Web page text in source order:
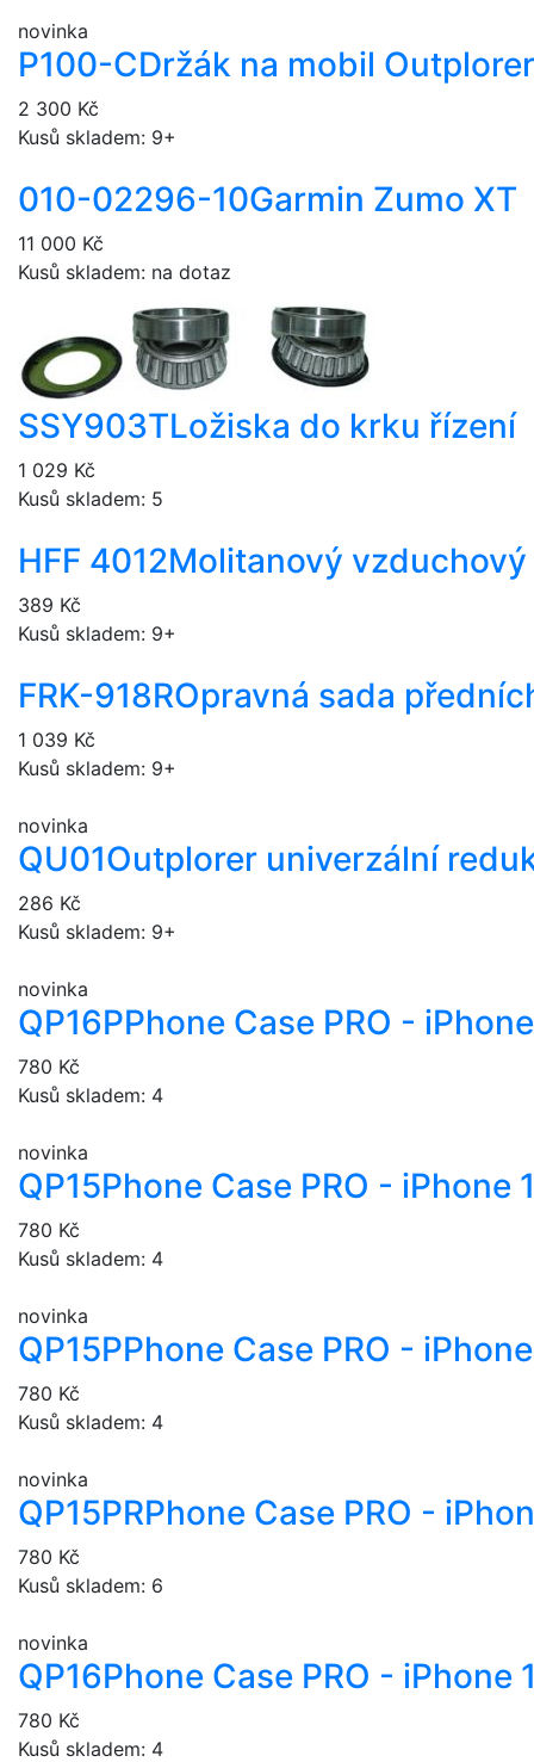
novinka
P100-CDržák na mobil
2 300 Kč
Kusů skladem: 9+
010-02296-10Garmin Zumo XT
11 000 Kč
Kusů skladem: na dotaz
SSY903TLožiska do krku řízení
1 029 Kč
Kusů skladem: 5
HFF 4012Molitanový vzduchový
389 Kč
Kusů skladem: 9+
FRK-918ROpravná sada
1 039 Kč
Kusů skladem: 9+
novinka
QU01Outplorer univerzální
286 Kč
Kusů skladem: 9+
novinka
QP16PPhone Case PRO -
780 Kč
Kusů skladem: 4
novinka
QP15Phone Case PRO - iPhone
780 Kč
Kusů skladem: 4
novinka
QP15PPhone Case PRO -
780 Kč
Kusů skladem: 4
novinka
QP15PRPhone Case PRO -
780 Kč
Kusů skladem: 6
novinka
QP16Phone Case PRO - iPhone
780 Kč
Kusů skladem: 4